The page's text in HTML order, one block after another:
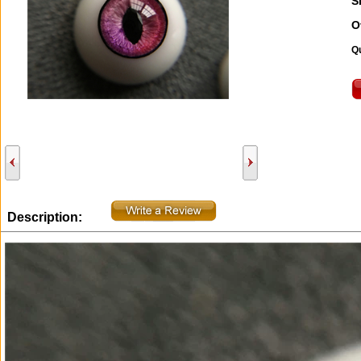
Description: